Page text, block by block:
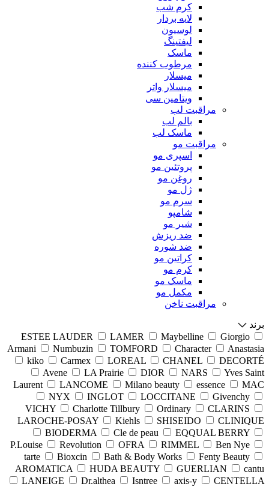
کرم شب
لایه بردار
لوسیون
لیفتینگ
ماسک
مرطوب کننده
میسلار
میسلار واتر
ویتامین سی
مراقبت لب
بالم لب
ماسک لب
مراقبت مو
اسپری مو
پروتئین مو
روغن مو
ژل مو
سرم مو
شامپو
شیر مو
ضد ریزش
ضد شوره
کراتین مو
کرم مو
ماسک مو
مکمل مو
مراقبت ناخن
برند
ESTEE LAUDER
LAMER Maybelline
Giorgio
Armani
Numbuzin TOMFORD Character
Anastasia
kiko
Carmex LOREAL CHANEL
DECORTÉ
Avene
LA Prairie DIOR NARS
Yves Saint
Laurent
LANCOME Milano beauty essence
MAC
NYX
INGLOT LOCCITANE
Givenchy
VICHY
Charlotte Tillbury Ordinary
CLARINS
LAROCHE-POSAY
Kiehls SHISEIDO
CLINIQUE
BIODERMA
Cle de peau
EQQUAL BERRY
P.Louise
Revolution OFRA RIMMEL
Ben Nye
tarte
Bioxcin Bath & Body Works
Fenty Beauty
AROMATICA
HUDA BEAUTY GUERLIAN
cantu
LANEIGE
Dr.althea Isntree axis-y
CENTELLA